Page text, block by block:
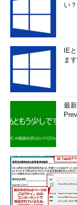
い？
IE
ま
最